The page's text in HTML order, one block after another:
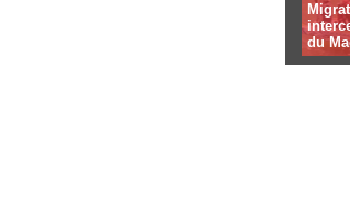
du